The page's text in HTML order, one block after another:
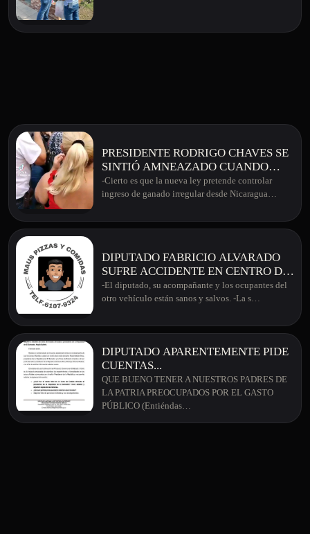
PRESIDENTE RODRIGO CHAVES SE
SINTIÓ AMNEAZADO CUANDO
GANADEROS DIJERON "IR A LA
DESOBEDIENCIA" POR TEMA DE
-Cierto es que la nueva ley pretende controlar
ingreso de ganado irregular desde Nicaragua…
DIPUTADO FABRICIO ALVARADO
SUFRE ACCIDENTE EN CENTRO DE
SAN JOSÉ
-El diputado, su acompañante y los ocupantes del
otro vehículo están sanos y salvos. -La s…
DIPUTADO APARENTEMENTE PIDE
CUENTAS...
QUE BUENO TENER A NUESTROS PADRES DE
LA PATRIA PREOCUPADOS POR EL GASTO
PÚBLICO (Entiéndas…